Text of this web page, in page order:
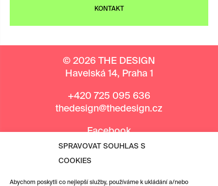
SPRAVOVAT SOUHLAS S
COOKIES
Abychom poskytli co nejlepší služby, používáme k ukládání a/nebo
KONTAKT
© 2026 THE DESIGN
Havelská 14, Praha 1
+420 725 095 636
thedesign@thedesign.cz
Facebook
Instagram